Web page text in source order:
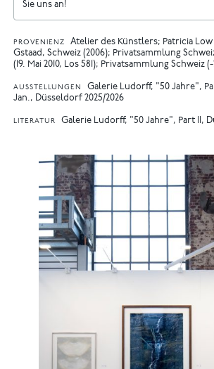
Sie uns an!
PROVENIENZ
Atelier des Künstlers; Patricia
Gstaad, Schweiz (2006); Privatsammlung
(19. Mai 2010, Los 581); Privatsammlung Schweiz
AUSSTELLUNGEN
Galerie Ludorff, "50 Jahre",
Jan., Düsseldorf 2025/2026
LITERATUR Galerie Ludorff, "50 Jahre", Part II,